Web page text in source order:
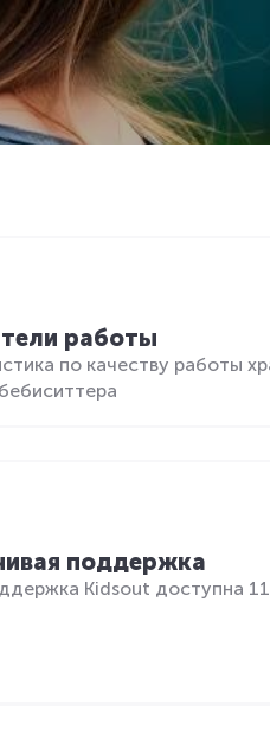
работы
по качеству работы
поддержка
Kidsout доступна